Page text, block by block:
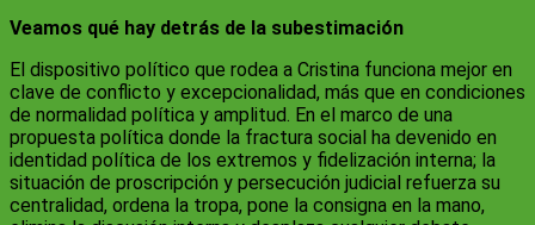
Veamos qué hay detrás de la subestimación
El dispositivo político que rodea a Cristina funciona mejor en
clave de conflicto y excepcionalidad, más que en condiciones
de normalidad política y amplitud. En el marco de una
propuesta política donde la fractura social ha devenido en
identidad política de los extremos y fidelización interna; la
situación de proscripción y persecución judicial refuerza su
centralidad, ordena la tropa, pone la consigna en la mano,